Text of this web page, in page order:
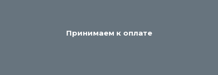
Принимаем к оплате